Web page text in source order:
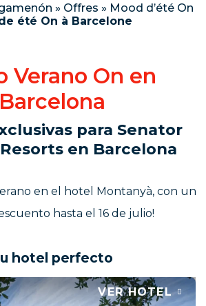
» Offres » Mood d’été On
été On à Barcelone
Verano On en
Barcelona
para Senator
en Barcelona
en el hotel Montanyà, con un
hasta el 16 de julio!
hotel perfecto
VER HOTEL